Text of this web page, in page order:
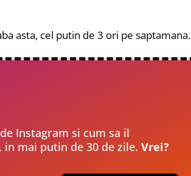
asta, cel putin de 3 ori pe saptamana.
Instagram si cum sa il
mai putin de 30 de zile. Vrei?